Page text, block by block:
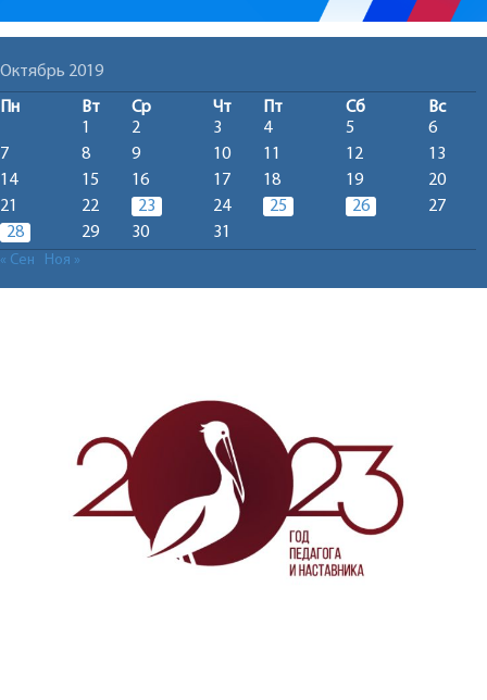
Октябрь 2019
Пн Вт Ср Чт Пт Сб
Вс
1
2 3 4 5
6
7
8 9 10 11 12
13
14
15 16 17 18 19
20
21
22 23 24 25 26
27
28
29 30 31
« Сен Ноя »